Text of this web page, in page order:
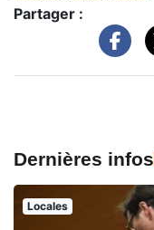
Partager :
Dernières infos
Locales